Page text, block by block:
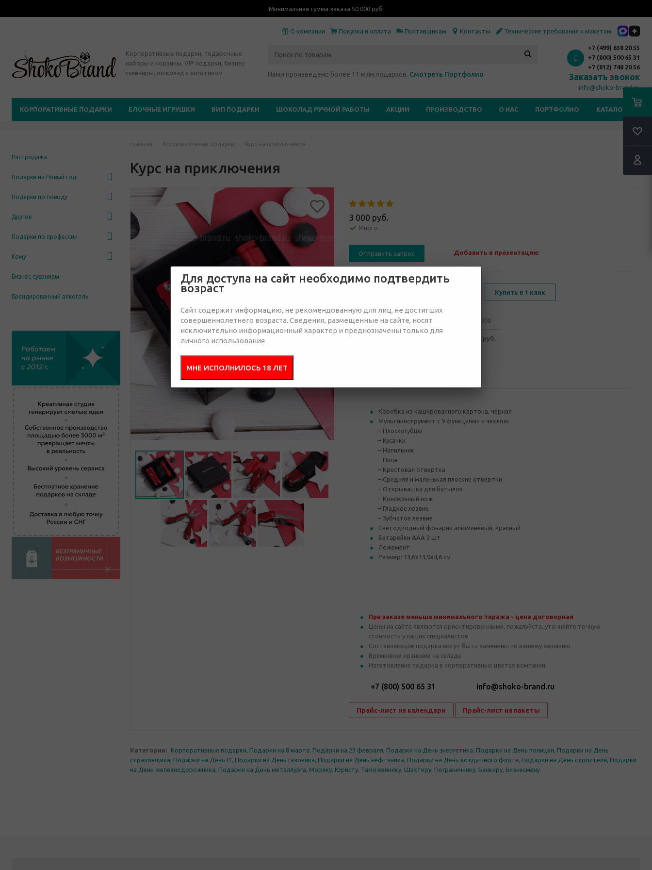
Минимальная сумма заказа 50 000 руб.
О компании Покупка и оплата Поставщикам Контакты Технические требования к макетам
Корпоративные подарки, подарочные
наборы и корзины, VIP подарки, бизнес
сувениры, шоколад с логотипом
Нами произведено более 11 млн.подарков. Смотреть Портфолио
+7 (499) 638 20 55
+7 (800) 500 65 31
+7 (812) 748 20 56
Заказать звонок
info@shoko-brand.ru
КОРПОРАТИВНЫЕ ПОДАРКИ ЕЛОЧНЫЕ ИГРУШКИ ВИП ПОДАРКИ ШОКОЛАД РУЧНОЙ РАБОТЫ АКЦИИ ПРОИЗВОДСТВО О НАС ПОРТФОЛИО КАТАЛОГИ
Распродажа
Подарки на Новый год
Подарки по поводу
Другое
Подарки по профессии
Кому
Бизнес сувениры
Брендированный алкоголь
Главная - Корпоративные подарки - Курс на приключения
Курс на приключения
3 000 руб.
Много
Отправить запрос Добавить в презентацию
Купить в 1 клик
от 30 от 50 от 300
3 000 руб.
Коробка из кашированного картона, черная
Мультиинструмент с 9 функциями и чехлом:
– Плоскогубцы
– Кусачки
– Напильник
– Пила
– Крестовая отвертка
– Средняя и маленькая плоские отвертки
– Открывашка для бутылок
– Консервный нож
– Гладкое лезвие
– Зубчатое лезвие
Светодиодный фонарик алюминевый, красный
Батарейки ААА 3 шт
Ложемент
Размер: 13,6х13,9х4,6 см
При заказе меньше минимального тиража - цена договорная
Цены на сайте являются ориентировочными, пожалуйста, уточняйте точную
стоимость у наших специалистов
Составляющие подарка могут быть заменены по вашему желанию
Временное хранение на складе
Изготовление подарка в корпоративных цветах компании
+7 (800) 500 65 31 info@shoko-brand.ru
Прайс-лист на календари Прайс-лист на пакеты
Категории: Корпоративные подарки, Подарки на 8 марта, Подарки на 23 февраля, Подарки на День энергетика, Подарки на День полиции, Подарки на День
страховщика, Подарки на День IT, Подарки на День газовика, Подарки на День нефтяника, Подарки на День воздушного флота, Подарки на День строителя, Подарки
на День железнодорожника, Подарки на День металлурга, Моряку, Юристу, Таможеннику, Шахтеру, Пограничнику, Банкиру, Бизнесмену
Для доступа на сайт необходимо подтвердить
возраст
Сайт содержит информацию, не рекомендованную для лиц, не достигших
совершеннолетнего возраста. Сведения, размещенные на сайте, носят
исключительно информационный характер и преднозначены только для
личного использования
МНЕ ИСПОЛНИЛОСЬ 18 ЛЕТ